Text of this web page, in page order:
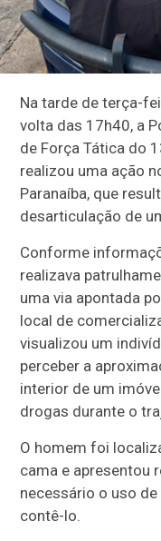
Na tarde de terça-
volta das 17h40, a
de Força Tática do
realizou uma ação
Paranaíba, que
desarticulação de
Conforme
realizava
uma via apontada
local de
visualizou um
perceber a
interior de um
drogas durante o
O homem foi
cama e apresentou
necessário o uso
contê-lo.